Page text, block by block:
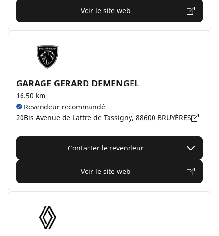
Voir le site web
GARAGE GERARD DEMENGEL
16.50 km
Revendeur recommandé
20Bis Avenue de Lattre de Tassigny, 88600 BRUYÈRES
Contacter le revendeur
Voir le site web